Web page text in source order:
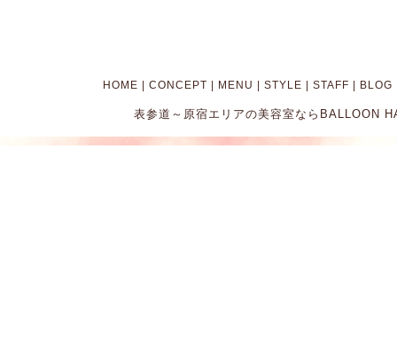
HOME CONCEPT MENU STYLE STAFF BLOG
表参道～原宿エリアの美容室なら